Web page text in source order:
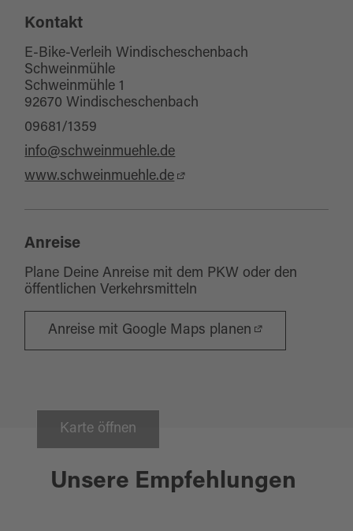
Mobil und Service
E-Mobilität
Kontakt
E-Bike-Verleih Windischeschenbach
Schweinmühle
Schweinmühle 1
92670 Windischeschenbach
09681/1359
info@schweinmuehle.de
www.schweinmuehle.de
Anreise
Plane Deine Anreise mit dem PKW oder den
öffentlichen Verkehrsmitteln
Anreise mit Google Maps planen
Karte öffnen
Unsere Empfehlungen
Windischeschenbach